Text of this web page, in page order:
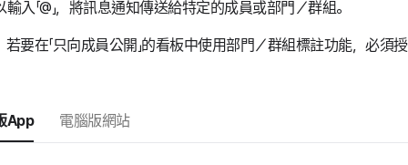
入「@」，將訊息通知傳送給特定的成員或部門／群組。
若要在「只向成員公開」的看板中使用部門／群組標註功能，必須
App 電腦版網站